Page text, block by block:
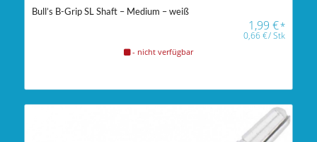
Bull’s B-Grip SL Shaft – Medium – weiß
1,99€*
0,66€/Stk
- nicht verfügbar